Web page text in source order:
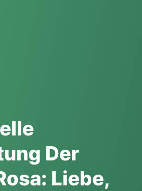
Der
Liebe,